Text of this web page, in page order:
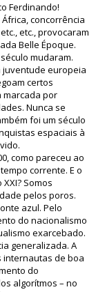
Ferdinando!
concorrência
etc., provocaram
Belle Époque.
mudaram.
juventude europeia
certos
marcada por
Nunca se
foi um século
espaciais à
como pareceu ao
corrente. E o
Somos
pelos poros.
azul. Pelo
do nacionalismo
exarcebado.
generalizada. A
internautas de boa
do
algorítmos – no